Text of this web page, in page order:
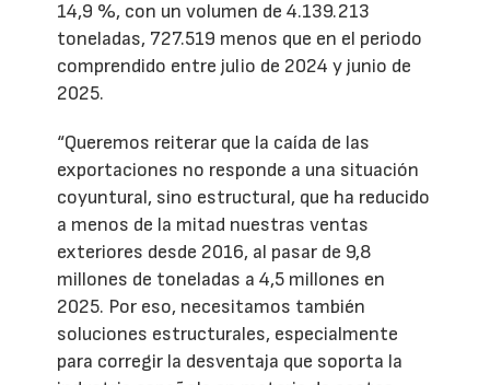
14,9 %, con un volumen de 4.139.213
toneladas, 727.519 menos que en el periodo
comprendido entre julio de 2024 y junio de
2025.
“Queremos reiterar que la caída de las
exportaciones no responde a una situación
coyuntural, sino estructural, que ha reducido
a menos de la mitad nuestras ventas
exteriores desde 2016, al pasar de 9,8
millones de toneladas a 4,5 millones en
2025. Por eso, necesitamos también
soluciones estructurales, especialmente
para corregir la desventaja que soporta la